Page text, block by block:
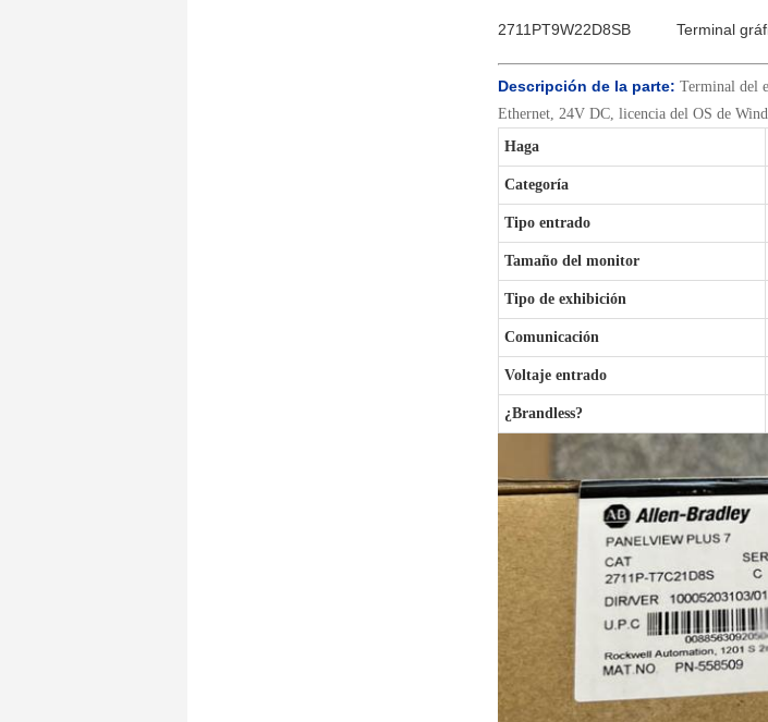
2711PT9W22D8SB Terminal
Descripción de la parte: Terminal del
Ethernet, 24V DC, licencia del OS de
Haga
Categoría
Tipo entrado
Tamaño del monitor
Tipo de exhibición
Comunicación
Voltaje entrado
¿Brandless?